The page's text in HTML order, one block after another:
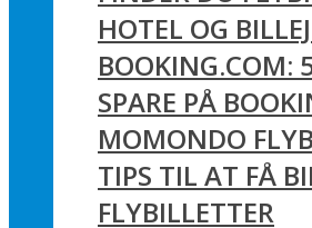
HOTEL OG
BOOKING.COM:
SPARE PÅ
MOMONDO
TIPS TIL AT FÅ
FLYBILLETTER